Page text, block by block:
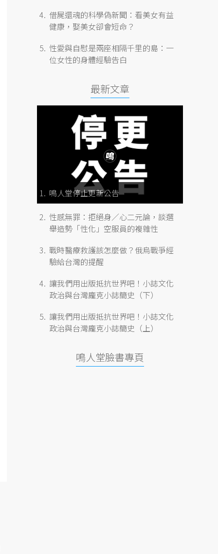
借屍還魂的科學偽新聞：看美女有益
健康，娶美女卻會短命？
性愛與自慰是兩座相隔千里的島：一
位女性的身體經驗告白
最新文章
鳴人堂停止更新公告
性感無罪：拒絕身／心二元論，談選
舉造勢「性化」空服員的複雜性
戰時醫療救護該怎麼做？俄烏戰爭經
驗給台灣的提醒
讓我們用出版抵抗世界吧！小誌文化
政治與台灣龐克小誌簡史（下）
讓我們用出版抵抗世界吧！小誌文化
政治與台灣龐克小誌簡史（上）
鳴人堂臉書專頁